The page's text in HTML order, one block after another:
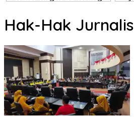
Hak-Hak Jurnalis